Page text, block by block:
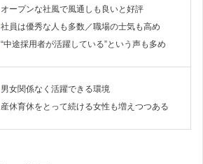
オープンな社風で風通しも良いと好評
社員は優秀な人も多数／職場の士気も高め
“中途採用者が活躍している”という声も多め
男女関係なく活躍できる環境
産休育休をとって続ける女性も増えつつある